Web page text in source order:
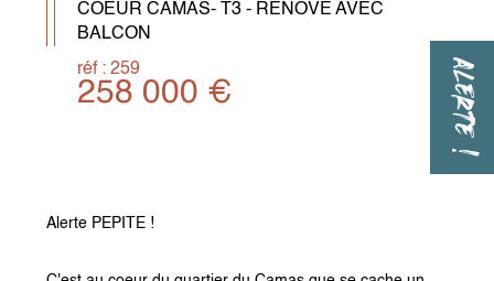
ALERTE !
COEUR CAMAS- T3 - RENOVE AVEC
BALCON
réf : 259
258 000 €
Alerte PEPITE !